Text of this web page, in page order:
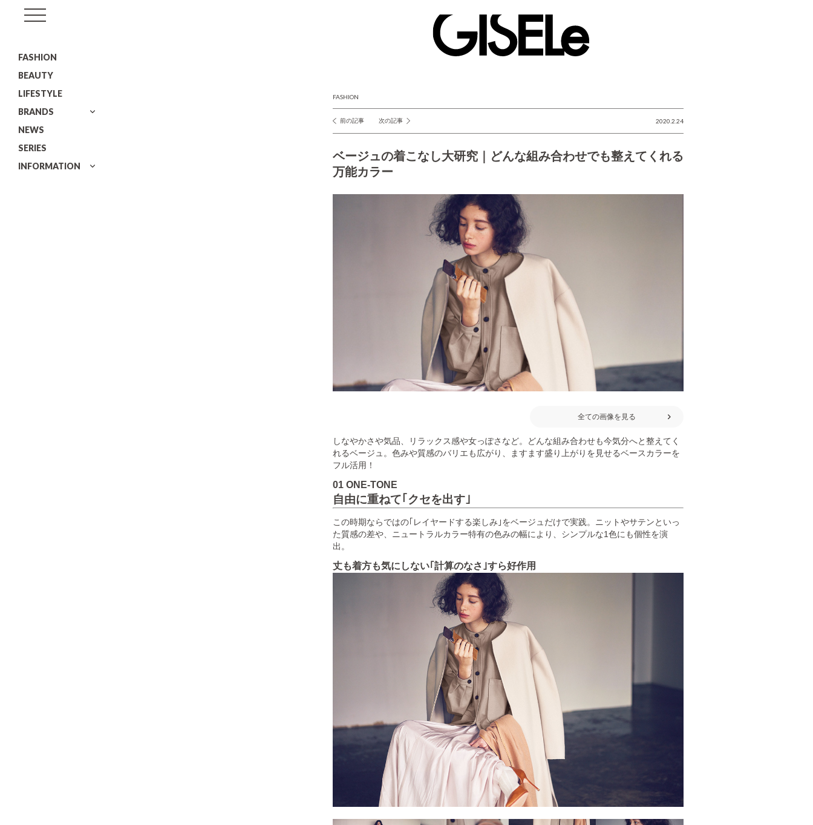
ル)
FASHION
BEAUTY
LIFESTYLE
BRANDS
NEWS
SERIES
INFORMATION
FASHION
投
ナ
ビ
ゲ
前の記事 次の記事 2020.2.24
ベージュの着こなし大研究｜どんな組み合わせでも整えてくれる
万能カラー
全ての画像を見る
しなやかさや気品、リラックス感や女っぽさなど。どんな組み合わせも今気分へと整えてく
れるベージュ。色みや質感のバリエも広がり、ますます盛り上がりを見せるベースカラーを
フル活用！
01 ONE-TONE
自由に重ねて｢クセを出す｣
この時期ならではの｢レイヤードする楽しみ｣をベージュだけで実践。ニットやサテンといっ
た質感の差や、ニュートラルカラー特有の色みの幅により、シンプルな1色にも個性を演
出。
丈も着方も気にしない｢計算のなさ｣すら好作用